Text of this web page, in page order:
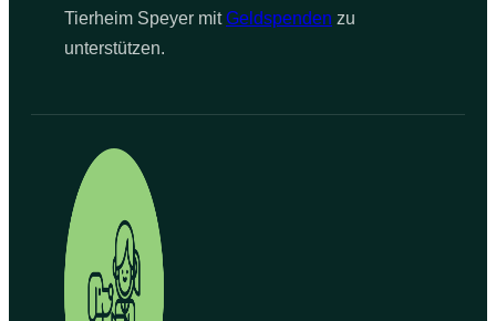
Tierheim Speyer mitGeldspenden zu
unterstützen.